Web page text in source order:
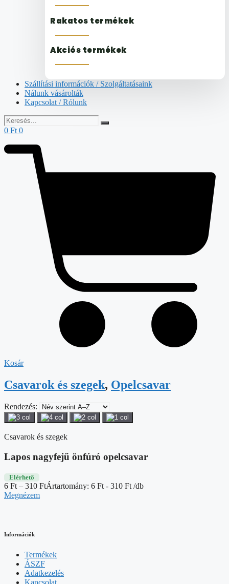
Rakatos termékek
Akciós termékek
Szállítási információk / Szolgáltatásaink
Nálunk vásárolták
Kapcsolat / Rólunk
0 Ft 0
Kosár
Csavarok és szegek, Opelcsavar
Rendezés:
Csavarok és szegek
Lapos nagyfejű önfúró opelcsavar
Elérhető
6 Ft – 310 FtÁrtartomány: 6 Ft - 310 Ft /db
Megnézem
Információk
Termékek
ÁSZF
Adatkezelés
Kapcsolat